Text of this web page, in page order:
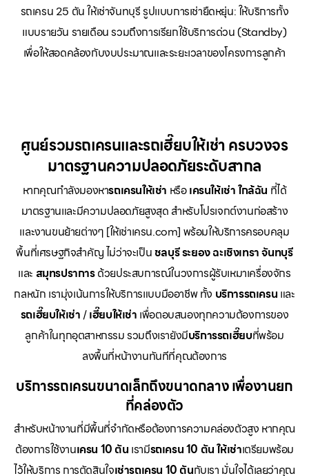
รถเครน 25 ตัน ให้เช่าจันทบุรี รูปแบบการเช่ายืดหยุ่น: ให้บริการทั้ง
แบบรายวัน รายเดือน รวมถึงการเรียกใช้บริการด่วน (Standby)
เพื่อให้สอดคล้องกับงบประมาณและระยะเวลาของโครงการลูกค้า
ศูนย์รวมรถเครนและรถเฮี๊ยบให้เช่า ครบวงจร
มาตรฐานความปลอดภัยระดับสากล
หากคุณกำลังมองหารถเครนให้เช่า หรือเครนให้เช่าใกล้ฉัน ที่ได้
มาตรฐานและมีความปลอดภัยสูงสุด สำหรับโปรเจกต์งานก่อสร้าง
และงานขนย้ายต่างๆ [ให้เช่าเครน.com] พร้อมให้บริการครอบคลุม
พื้นที่เศรษฐกิจสำคัญ ไม่ว่าจะเป็นชลบุรี ระยอง ฉะเชิงเทรา จันทบุรี
และ สมุทรปราการด้วยประสบการณ์ในวงการผู้รับเหมาเครื่องจักร
กลหนัก เรามุ่งเน้นการให้บริการแบบมืออาชีพ ทั้ง บริการรถเครน และ
รถเฮี๊ยบให้เช่า/เฮี๊ยบให้เช่า เพื่อตอบสนองทุกความต้องการของ
ลูกค้าในทุกอุตสาหกรรม รวมถึงเรายังมีบริการรถเฮี๊ยบที่พร้อม
ลงพื้นที่หน้างานทันทีที่คุณต้องการ
บริการรถเครนขนาดเล็กถึงขนาดกลาง เพื่องานยก
ที่คล่องตัว
สำหรับหน้างานที่มีพื้นที่จำกัดหรือต้องการความคล่องตัวสูง หากคุณ
ต้องการใช้งานเครน 10 ตัน เรามีรถเครน 10 ตัน ให้เช่าเตรียมพร้อม
ไว้ให้บริการ การตัดสินใจเช่ารถเครน 10 ตันกับเรา มั่นใจได้เลยว่าคุณ